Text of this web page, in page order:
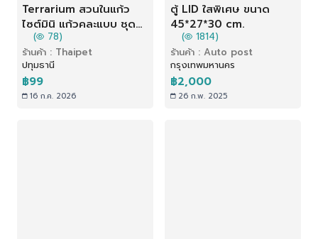
Terrarium สวนในแก้ว
ไซต์มินิ แก้วคละแบบ ชุดละ
99 บาท ซื้อ 2 แถมฟรี 1
( 78)
ร้านค้า : Thaipet
ปทุมธานี
฿99
16 ก.ค. 2026
ตู้ LID ใสพิเศษ ขนาด
45*27*30 cm.
( 1814)
ร้านค้า : Auto post
กรุงเทพมหานคร
฿2,000
26 ก.พ. 2025